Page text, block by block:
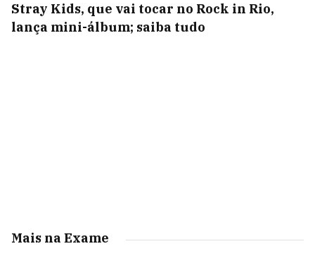
Stray Kids, que vai tocar no Rock in Rio,
lança mini-álbum; saiba tudo
Mais na Exame